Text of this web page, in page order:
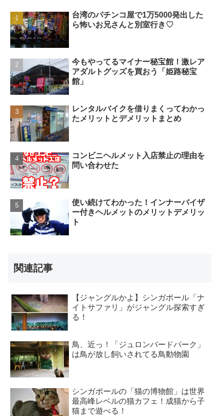
台湾のパチンコ屋で1万5000発出した
ら怖いお兄さんと別室行き♡
今もやってるマイナー秘宝館！激レア
アダルトグッズを買おう「姫路秘宝
館」
レンタルバイクを借りまくってわかっ
たメリットとデメリットまとめ
コンビニヘルメット入店禁止の理由を
問い合わせた
使い続けてわかった！インナーバイザ
ー付きヘルメットのメリットデメリッ
ト
関連記事
【ジャングルかよ】シンガポール「ナ
イトサファリ」がジャングル探索すぎ
る！
鳥、近っ！「ジュロンバードパーク」
は鳥が放し飼いされてる鳥動物園
シンガポールの「猫の博物館」は世界
最高峰レベルの猫カフェ！成猫から子
猫まで遊べる！